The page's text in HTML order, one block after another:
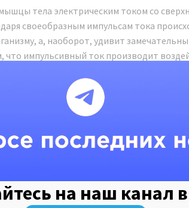
тела электрическим током со
своеобразным импульсам тока
а, наоборот, удивит
что импульсивный ток производит
увеличивается синтез АТФ и
которая способствует возрастанию
и эластина, которые с возрастом
в области глаз уходят.
на наш канал